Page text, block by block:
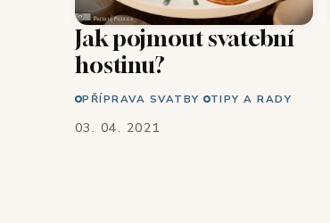
Jak pojmout svatební
hostinu?
PŘÍPRAVA SVATBY TIPY A RADY
03. 04. 2021